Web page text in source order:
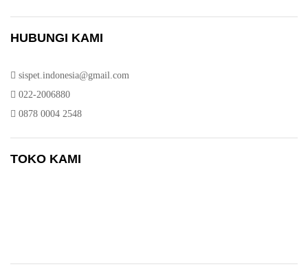
HUBUNGI KAMI
sispet.indonesia@gmail.com
022-2006880
0878 0004 2548
TOKO KAMI